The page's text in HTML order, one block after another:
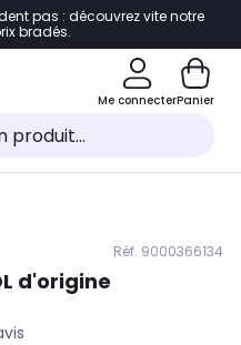
de page
pas : découvrez vite notre
bradés.
Me connecterPanier
Réf. 9000366134
d'origine